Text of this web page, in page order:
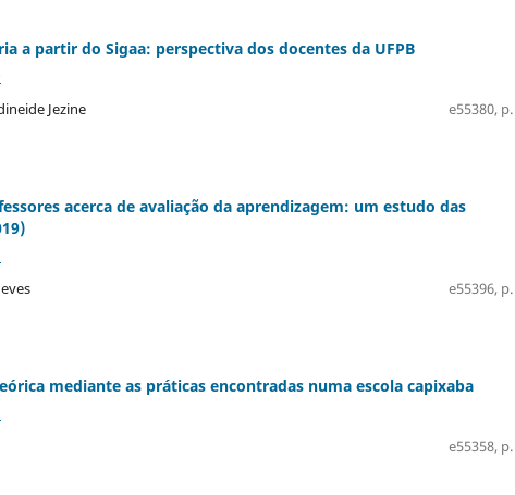
a partir do Sigaa: perspectiva dos docentes da UFPB
Jezine
e55380,
acerca de avaliação da aprendizagem: um estudo das
e55396, p.
mediante as práticas encontradas numa escola capixaba
e55358, p.